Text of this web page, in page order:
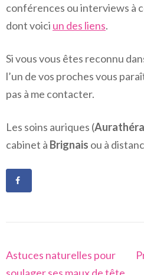
conférences ou interviews à
dont voici un des liens.
Si vous vous êtes reconnu
l’un de vos proches vous
pas à me contacter.
Les soins auriques (
cabinet à Brignais ou à
Navigation
Astuces naturelles pour